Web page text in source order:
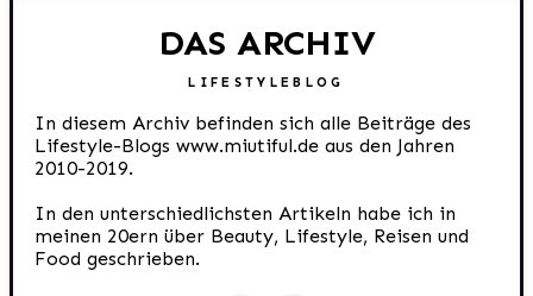
DAS ARCHIV
LIFESTYLEBLOG
In diesem Archiv befinden sich alle Beiträge des
Lifestyle-Blogs www.miutiful.de aus den Jahren
2010-2019.
In den unterschiedlichsten Artikeln habe ich in
meinen 20ern über Beauty, Lifestyle, Reisen und
Food geschrieben.